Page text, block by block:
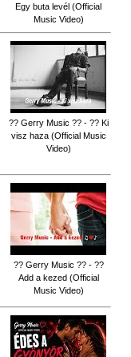
Egy buta levél (Official
Music Video)
?? Gerry Music ?? - ?? Ki
visz haza (Official Music
Video)
?? Gerry Music ?? - ??
Add a kezed (Official
Music Video)